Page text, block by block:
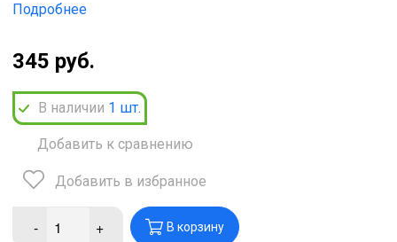
Подробнее
345 руб.
В наличии 1 шт.
Добавить к сравнению
Добавить в избранное
- + В корзину